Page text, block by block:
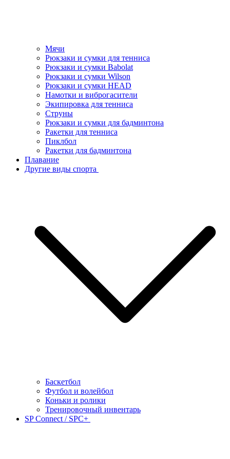
Мячи
Рюкзаки и сумки для тенниса
Рюкзаки и сумки Babolat
Рюкзаки и сумки Wilson
Рюкзаки и сумки HEAD
Намотки и виброгасители
Экипировка для тенниса
Струны
Рюкзаки и сумки для бадминтона
Ракетки для тенниса
Пиклбол
Ракетки для бадминтона
Плавание
Другие виды спорта
Баскетбол
Футбол и волейбол
Коньки и ролики
Тренировочный инвентарь
SP Connect / SPC+